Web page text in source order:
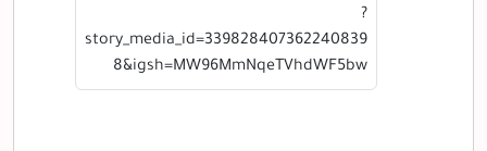
?
story_media_id=339828407362240839
8&igsh=MW96MmNqeTVhdWF5bw